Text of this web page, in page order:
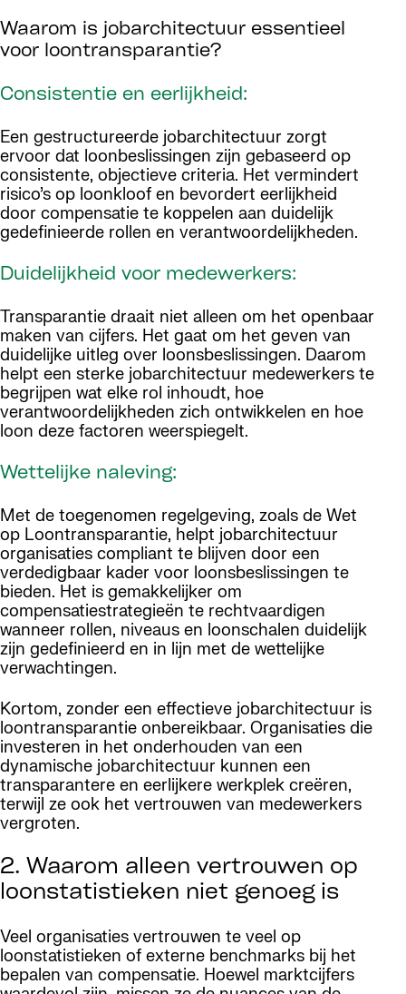
Waarom is jobarchitectuur essentieel
voor loontransparantie?
Consistentie en eerlijkheid:
Een gestructureerde jobarchitectuur zorgt
ervoor dat loonbeslissingen zijn gebaseerd op
consistente, objectieve criteria. Het vermindert
risico’s op loonkloof en bevordert eerlijkheid
door compensatie te koppelen aan duidelijk
gedefinieerde rollen en verantwoordelijkheden.
Duidelijkheid voor medewerkers:
Transparantie draait niet alleen om het openbaar
maken van cijfers. Het gaat om het geven van
duidelijke uitleg over loonsbeslissingen. Daarom
helpt een sterke jobarchitectuur medewerkers te
begrijpen wat elke rol inhoudt, hoe
verantwoordelijkheden zich ontwikkelen en hoe
loon deze factoren weerspiegelt.
Wettelijke naleving:
Met de toegenomen regelgeving, zoals de Wet
op Loontransparantie, helpt jobarchitectuur
organisaties compliant te blijven door een
verdedigbaar kader voor loonsbeslissingen te
bieden. Het is gemakkelijker om
compensatiestrategieën te rechtvaardigen
wanneer rollen, niveaus en loonschalen duidelijk
zijn gedefinieerd en in lijn met de wettelijke
verwachtingen.
Kortom, zonder een effectieve jobarchitectuur is
loontransparantie onbereikbaar. Organisaties die
investeren in het onderhouden van een
dynamische jobarchitectuur kunnen een
transparantere en eerlijkere werkplek creëren,
terwijl ze ook het vertrouwen van medewerkers
vergroten.
2. Waarom alleen vertrouwen op
loonstatistieken niet genoeg is
Veel organisaties vertrouwen te veel op
loonstatistieken of externe benchmarks bij het
bepalen van compensatie. Hoewel marktcijfers